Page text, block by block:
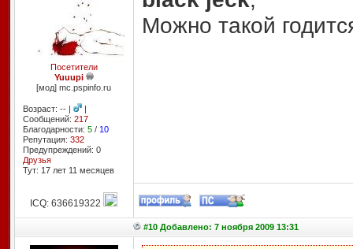
Посетители
Yuuupi
[мод] mc.pspinfo.ru
Возраст: -- |
|
Сообщений: 217
Благодарности: 5/ 10
Репутация: 332
Предупреждений: 0
Друзья
Тут: 17 лет 11 месяцев
Можно такой
ICQ: 636619322
#10 Добавлено: 7 ноября 2009 13:31